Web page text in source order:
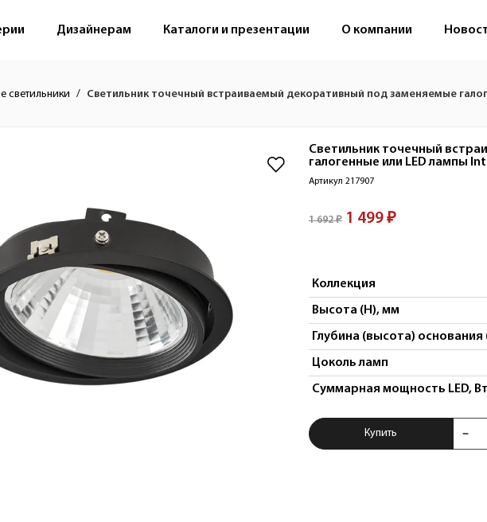
Дизайнерам Каталоги и презентации О компании
светильники Светильник точечный встраиваемый декоративный под заменяемые
Светильник точечный
галогенные или LED лампы
Артикул 217907
1 692 ₽ 1 499 ₽
Коллекция
Высота (H), мм
Глубина (высота)
Цоколь ламп
Суммарная мощность LED, Вт
КупитьКупить